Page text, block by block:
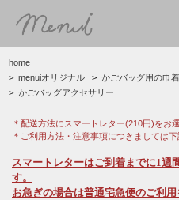
home
> menuiオリジナル > かごバッグ用の巾着
> かごバッグアクセサリー
＊配送方法にスマートレター(210円)をお
＊ご利用方法・注意事項につきましては下
スマートレターはご到着までに1週
す。
お急ぎの場合は普通宅急便のご利用